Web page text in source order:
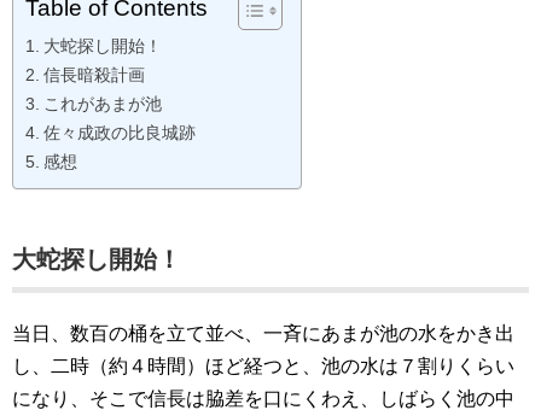
Table of Contents
大蛇探し開始！
信長暗殺計画
これがあまが池
佐々成政の比良城跡
感想
大蛇探し開始！
当日、数百の桶を立て並べ、一斉にあまが池の水をかき出
し、二時（約４時間）ほど経つと、池の水は７割りくらい
になり、そこで信長は脇差を口にくわえ、しばらく池の中